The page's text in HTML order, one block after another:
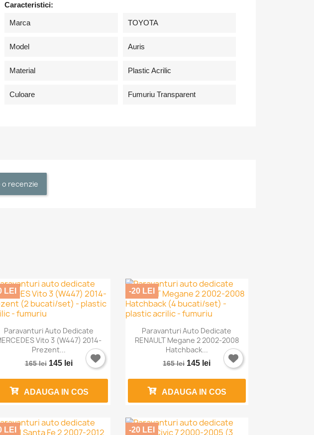
Caracteristici:
Marca TOYOTA
Model Auris
Material Plastic Acrilic
Culoare Fumuriu Transparent
o recenzie
 Vizualizare rapida
Paravanturi Auto Dedicate
Vito 3 (W447) 2014-
Prezent...
165 lei 145 lei
LEI
ADAUGA IN COS
 Vizualizare rapida
Paravanturi Auto Dedicate
RENAULT Megane 2 2002-2008
Hatchback...
165 lei 145 lei
-20 LEI
ADAUGA IN COS
LEI -20 LEI